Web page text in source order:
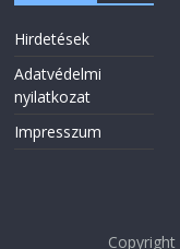
Hirdetések
Adatvédelmi
nyilatkozat
Impresszum